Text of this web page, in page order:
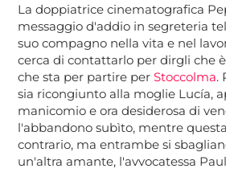
La doppiatrice cinematografica
messaggio d'addio in segreteria
suo compagno nella vita e nel
cerca di contattarlo per dirgli che
che sta per partire perStoccolma.
sia ricongiunto alla moglie Lucía,
manicomio e ora desiderosa di
l'abbandono subìto, mentre
contrario, ma entrambe si
un'altra amante, l'avvocatessa